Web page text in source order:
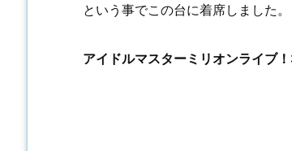
という事でこの台に着席しました。
アイドルマスターミリオンライブ